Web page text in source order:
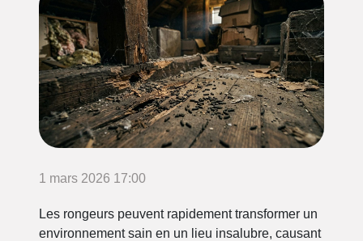
1 mars 2026 17:00
Les rongeurs peuvent rapidement transformer un
environnement sain en un lieu insalubre, causant